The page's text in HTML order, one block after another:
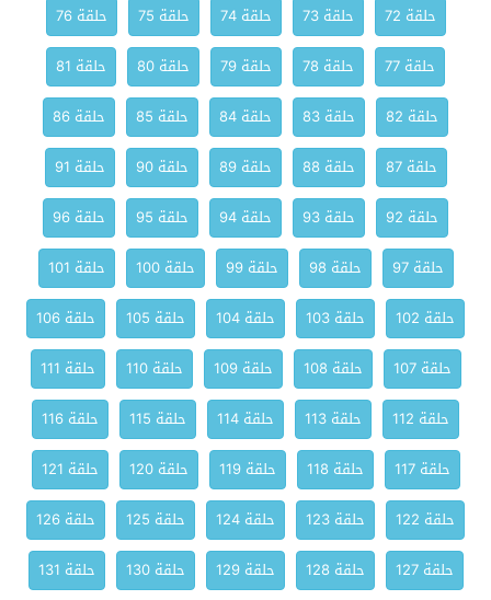
حلقة 72
حلقة 73 حلقة 74 حلقة 75
حلقة 76
حلقة 77
حلقة 78 حلقة 79 حلقة 80
حلقة 81
حلقة 82
حلقة 83 حلقة 84 حلقة 85
حلقة 86
حلقة 87
حلقة 88 حلقة 89 حلقة 90
حلقة 91
حلقة 92
حلقة 93 حلقة 94 حلقة 95
حلقة 96
حلقة 97
حلقة 98 حلقة 99 حلقة 100
حلقة 101
حلقة 102
حلقة 103 حلقة 104 حلقة 105
حلقة 106
حلقة 107
حلقة 108 حلقة 109 حلقة 110
حلقة 111
حلقة 112
حلقة 113 حلقة 114 حلقة 115
حلقة 116
حلقة 117
حلقة 118 حلقة 119 حلقة 120
حلقة 121
حلقة 122
حلقة 123 حلقة 124 حلقة 125
حلقة 126
حلقة 127
حلقة 128 حلقة 129 حلقة 130 حلقة 131